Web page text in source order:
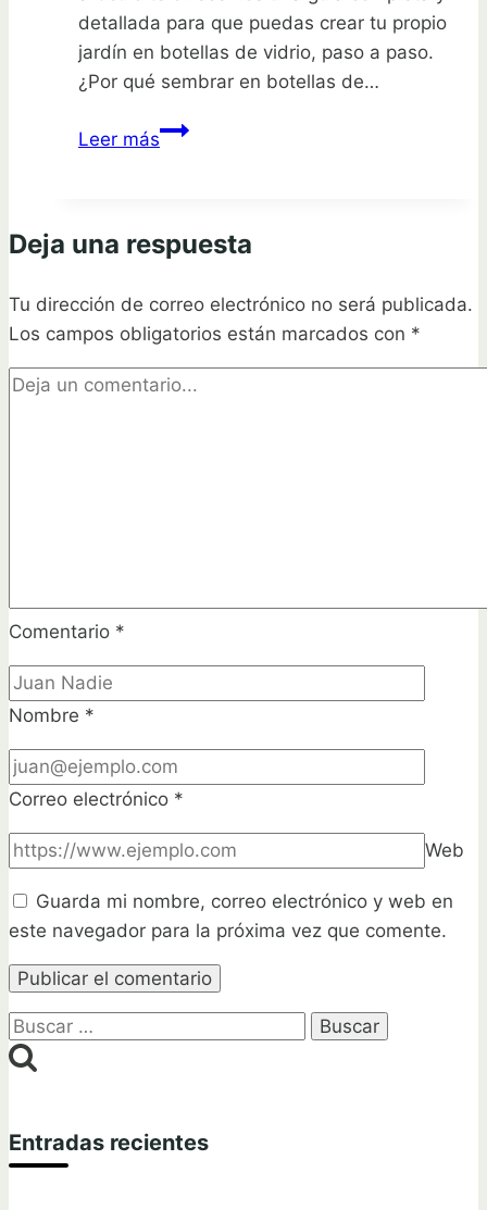
detallada para que puedas crear tu propio
jardín en botellas de vidrio, paso a paso.
¿Por qué sembrar en botellas de…
Leer másSiembra
botellas
vidrio:
Guía
paso
a
Deja una respuesta
Tu dirección de correo electrónico no será publicada.
Los campos obligatorios están marcados con *
Comentario *
Nombre *
Correo electrónico *
Web
Guarda mi nombre, correo electrónico y web en
este navegador para la próxima vez que comente.
Buscar:
Entradas recientes